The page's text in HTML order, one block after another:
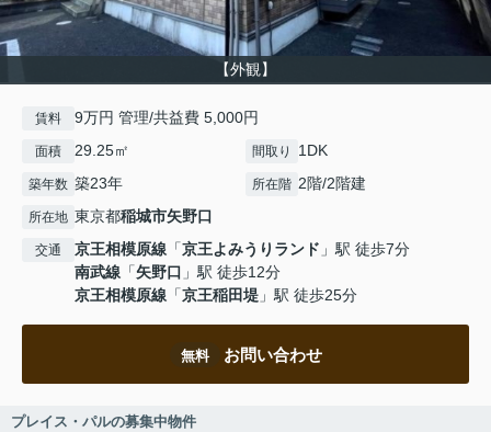
【外観】
賃料 9万円 管理/共益費 5,000円
面積 29.25㎡ 間取り 1DK
築年数 築23年 所在階 2階/2階建
所在地 東京都稲城市矢野口
交通 京王相模原線 「京王よみうりランド 」駅 徒歩7分
南武線 「矢野口 」駅 徒歩12分
京王相模原線 「京王稲田堤 」駅 徒歩25分
無料 お問い合わせ
プレイス・パルの募集中物件